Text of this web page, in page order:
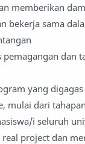
memberikan
bekerja sama
pemagangan
yang
mulai dari
i seluruh
project dan